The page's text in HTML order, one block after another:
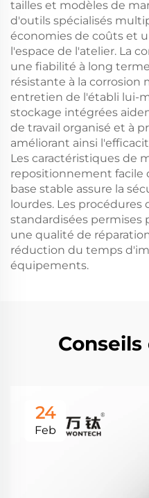
tailles et modèles de
d'outils spécialisés
économies de coûts et
l'espace de l'atelier. La
une fiabilité à long
résistante à la corrosion
entretien de l'établi lui-
stockage intégrées
de travail organisé et à
améliorant ainsi
Les caractéristiques de
repositionnement facile
base stable assure la
lourdes. Les procédures
standardisées permises
une qualité de
réduction du temps
équipements.
24
Feb